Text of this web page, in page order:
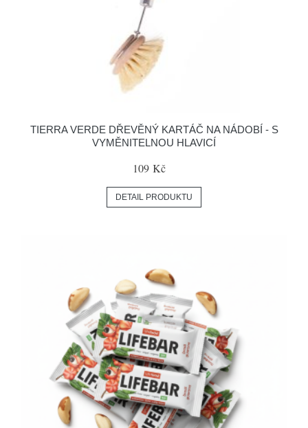
TIERRA VERDE DŘEVĚNÝ KARTÁČ NA NÁDOBÍ - S
VYMĚNITELNOU HLAVICÍ
109 Kč
DETAIL PRODUKTU